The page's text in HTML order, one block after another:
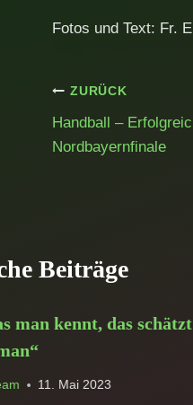
Fotos und Text: Fr.
ZURÜCK
Handball –
Nordbayernfinale
Beiträge
man kennt, das
11. Mai 2023